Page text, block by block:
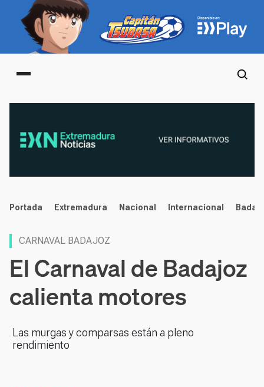
Main menu
noticias
Portada Extremadura Nacional Internacional
CARNAVAL BADAJOZ
El Carnaval de Badajoz
calienta motores
Las murgas y comparsas están a pleno
rendimiento